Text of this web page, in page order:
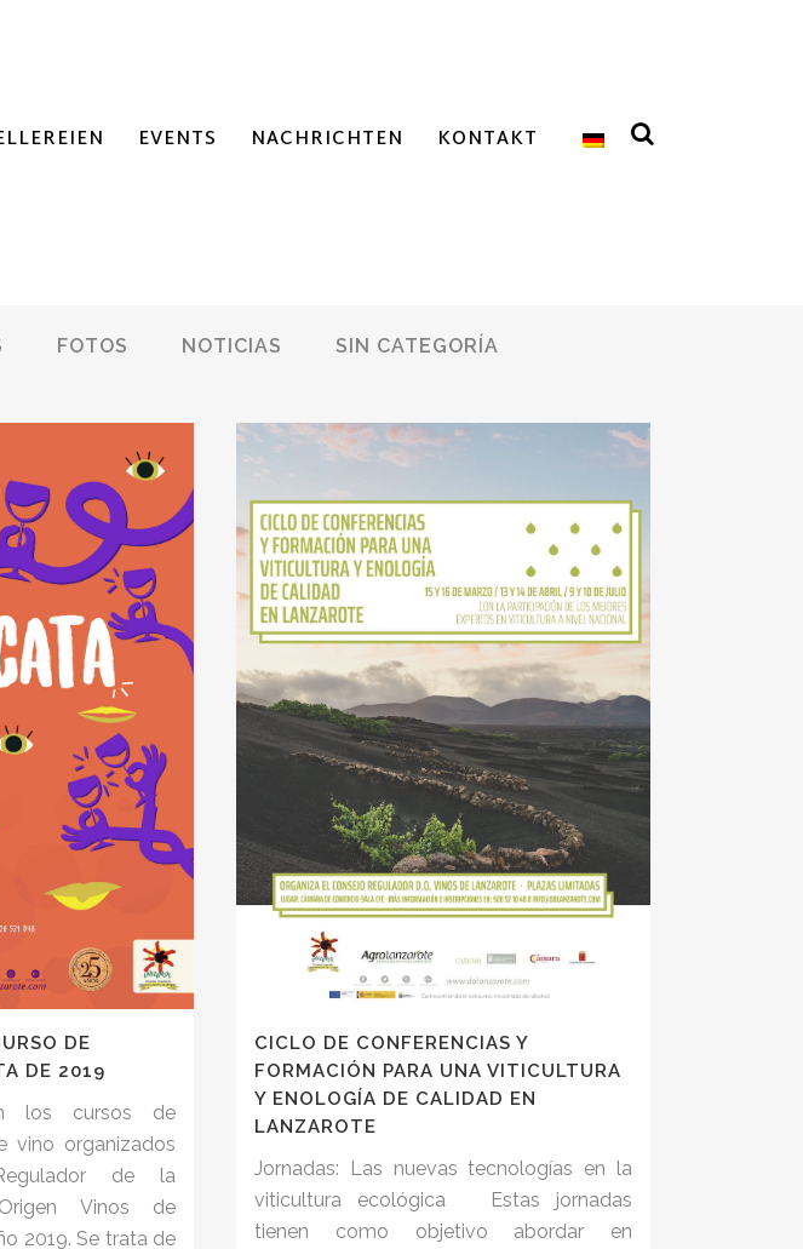
EVENTS NACHRICHTEN KONTAKT
FOTOS NOTICIAS SIN CATEGORÍA
DE
DE 2019
los cursos de
vino organizados
de la
Vinos de
2019. Se trata de
CICLO DE CONFERENCIAS Y
FORMACIÓN PARA UNA VITICULTURA
Y ENOLOGÍA DE CALIDAD EN
LANZAROTE
Jornadas: Las nuevas tecnologías en la
viticultura ecológica Estas jornadas
tienen como objetivo abordar en